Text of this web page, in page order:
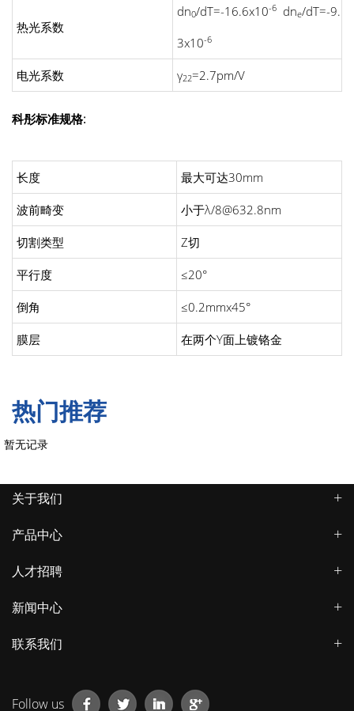
热光系数
dn0/dT=-16.6x10-6 dne/dT=-9.
3x10-6
电光系数 γ22=2.7pm/V
科彤标准规格:
长度 最大可达30mm
波前畸变 小于λ/8@632.8nm
切割类型 Z切
平行度 ≤20°
倒角 ≤0.2mmx45°
膜层 在两个Y面上镀铬金
热门推荐
暂无记录
关于我们
产品中心
人才招聘
新闻中心
联系我们
Follow us